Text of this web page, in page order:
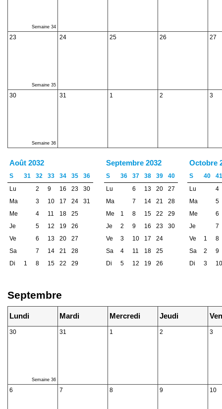
Semaine 34
23
Semaine 35
24 25 26 27
30
Semaine 36
31 1 2 3
Août 2032
S 31 32 33 34 35
36
Lu
2 9 16 23
30
Ma
3 10 17 24
31
Me
4 11 18
25
Je
5 12 19
26
Ve
6 13 20
27
Sa
7 14 21
28
Di
1 8 15 22 29
Septembre 2032
S 36 37 38 39
40
Lu
6 13 20
27
Ma
7 14 21
28
Me
1 8 15 22
29
Je
2 9 16 23
30
Ve
3 10 17
24
Sa
4 11 18
25
Di
5 12 19 26
Octobre
S 40
41
Lu
4
Ma
5
Me
6
Je
7
Ve
1
8
Sa
2
9
Di
3 10
Septembre
Lundi Mardi Mercredi Jeudi
30
Semaine 36
31 1 2 3
6 7 8 9 10